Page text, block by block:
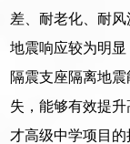
差、耐老化、耐
地震响应较为明
隔震支座隔离地
失，能够有效提
才高级中学项目的